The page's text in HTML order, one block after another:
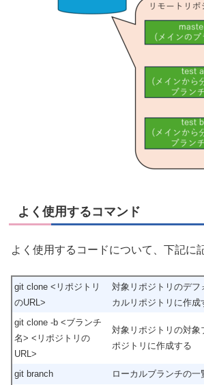
よく使用するコマンド
よく使用するコードについて、下記に
git clone <リポジトリ
のURL>
対象リポジトリのデフ
カルリポジトリに作成
git clone -b <ブランチ
名> <リポジトリの
URL>
対象リポジトリの対象
ポジトリに作成する
git branch
ローカルブランチの一